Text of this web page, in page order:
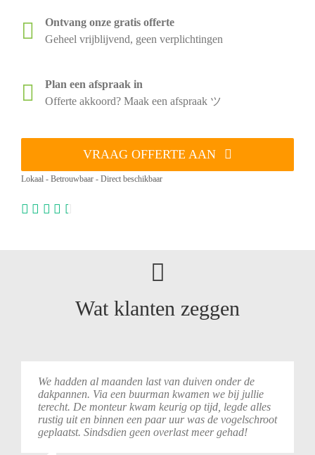
Ontvang onze gratis offerte
Geheel vrijblijvend, geen verplichtingen
Plan een afspraak in
Offerte akkoord? Maak een afspraak ツ
VRAAG OFFERTE AAN
Lokaal - Betrouwbaar - Direct beschikbaar
Wat klanten zeggen
We hadden al maanden lastvan duiven onderde
dakpannen. Via een buurman kwamen we bij jullie
terecht. De monteurkwam keurig op tijd, legde alles
rustig uiten binnen een paar uurwas de vogelschroot
geplaatst. Sindsdien geen overlastmeergehad!